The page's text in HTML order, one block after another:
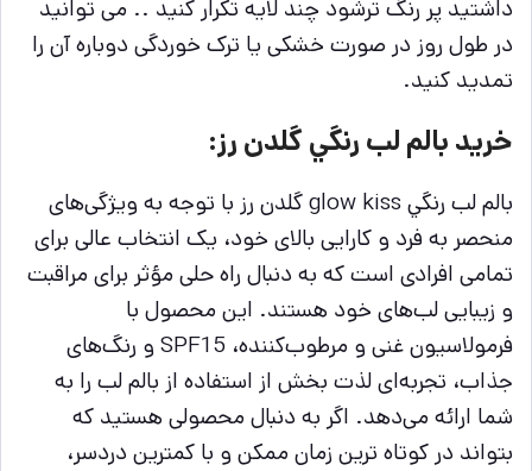
داشتید پر رنگ ترشود چند لایه تکرار کنید .. می توانید
در طول روز در صورت خشکی یا ترک خوردگی دوباره آن را
تمدید کنید.
خرید بالم لب رنگي گلدن رز:
بالم لب رنگي glow kiss گلدن رز با توجه به ویژگی‌های
منحصر به‌ فرد و کارایی بالای خود، یک انتخاب عالی برای
تمامی افرادی است که به دنبال راه حلی مؤثر برای مراقبت
و زیبایی لب‌های خود هستند. این محصول با
فرمولاسیون غنی و مرطوب‌کننده، SPF15 و رنگ‌های
جذاب، تجربه‌ای لذت‌ بخش از استفاده از بالم لب را به
شما ارائه می‌دهد. اگر به دنبال محصولی هستید که
بتواند در کوتاه‌ ترین زمان ممکن و با کمترین دردسر،